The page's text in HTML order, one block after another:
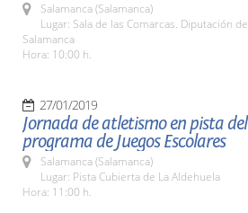
Salamanca (Salamanca)
Lugar: Sala de las Comarcas. Diputación de
Salamanca
Hora: 10:00 h.
27/01/2019
Jornada de atletismo en pista del
programa de Juegos Escolares
Salamanca (Salamanca)
Lugar: Pista Cubierta de La Aldehuela
Hora: 11:00 h.